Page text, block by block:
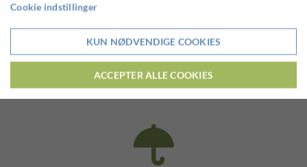
Rejseplanlægning
Vi tager os af hele rejseplanlægningen for dig. Dette omfatter
bl.a. kommunikation med partner og flybooking. Vi kan tilmed
skræddersy din rejse, hvis du ønsker det.
Cookie indstillinger
KUN NØDVENDIGE COOKIES
ACCEPTER ALLE COOKIES